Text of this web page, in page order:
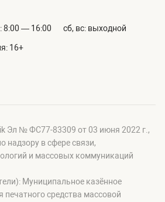
8:00 — 16:00 сб, вс: выходной
16+
Эл № ФС77-83309 от 03 июня 2022 г.,
надзору в сфере связи,
и массовых коммуникаций
Муниципальное казённое
печатного средства массовой